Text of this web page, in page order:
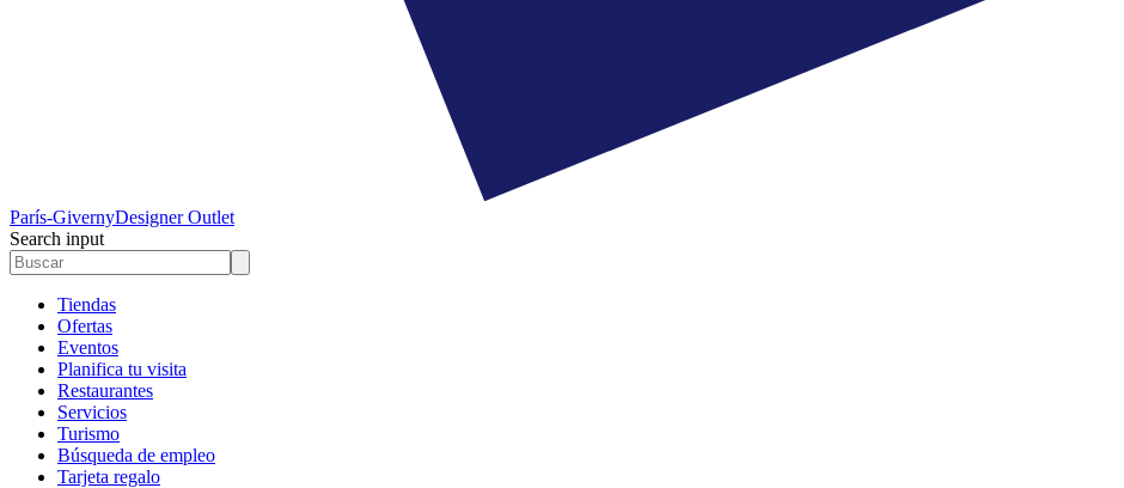
París-GivernyDesigner Outlet
Search input
Tiendas
Ofertas
Eventos
Planifica tu visita
Restaurantes
Servicios
Turismo
Búsqueda de empleo
Tarjeta regalo